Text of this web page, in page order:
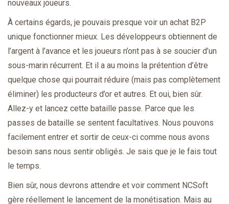
nouveaux joueurs.
À certains égards, je pouvais presque voir un achat B2P
unique fonctionner mieux. Les développeurs obtiennent de
l’argent à l’avance et les joueurs n’ont pas à se soucier d’un
sous-marin récurrent. Et il a au moins la prétention d’être
quelque chose qui pourrait réduire (mais pas complètement
éliminer) les producteurs d’or et autres. Et oui, bien sûr.
Allez-y et lancez cette bataille passe. Parce que les
passes de bataille se sentent facultatives. Nous pouvons
facilement entrer et sortir de ceux-ci comme nous avons
besoin sans nous sentir obligés. Je sais que je le fais tout
le temps.
Bien sûr, nous devrons attendre et voir comment NCSoft
gère réellement le lancement de la monétisation. Mais au